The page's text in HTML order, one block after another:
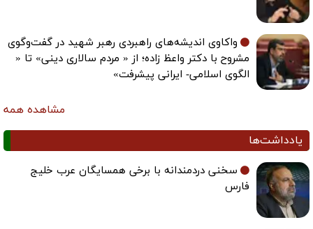
واکاوی اندیشه‌های راهبردی رهبر شهید در گفت‌وگوی
مشروح با دکتر واعظ زاده؛ از « مردم سالاری دینی» تا «
الگوی اسلامی- ایرانی پیشرفت»
مشاهده همه
یادداشت‌ها
سخنی دردمندانه با برخی همسایگان عرب خلیج
فارس